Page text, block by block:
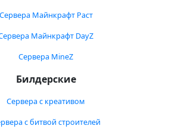
Сервера Майнкрафт Раст
Майнкрафт DayZ
Сервера MineZ
Билдерские
Сервера с креативом
с битвой строителей